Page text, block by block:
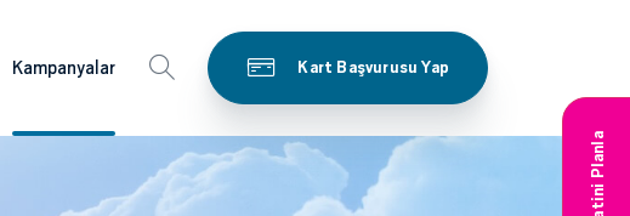
Kampanyalar Kart Başvurusu Yap